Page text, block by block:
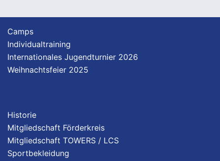
Camps
Individualtraining
Internationales Jugendturnier 2026
Weihnachtsfeier 2025
Historie
Mitgliedschaft Förderkreis
Mitgliedschaft TOWERS / LCS
Sportbekleidung